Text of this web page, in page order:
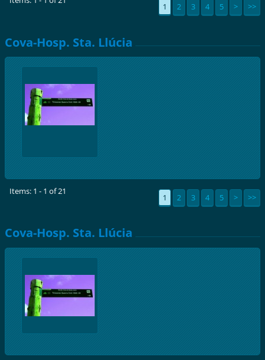
1 2 3 4 5 > >>
Cova-Hosp. Sta. Llúcia
Items: 1 - 1 of 21
1 2 3 4 5 > >>
Cova-Hosp. Sta. Llúcia